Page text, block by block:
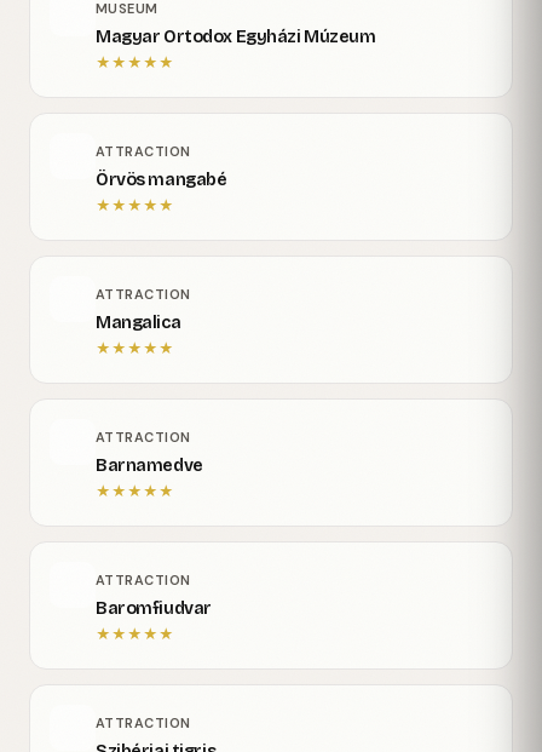
MUSEUM
Magyar Ortodox Egyházi Múzeum
★★★★★
ATTRACTION
Örvös mangabé
★★★★★
ATTRACTION
Mangalica
★★★★★
ATTRACTION
Barnamedve
★★★★★
ATTRACTION
Baromfiudvar
★★★★★
ATTRACTION